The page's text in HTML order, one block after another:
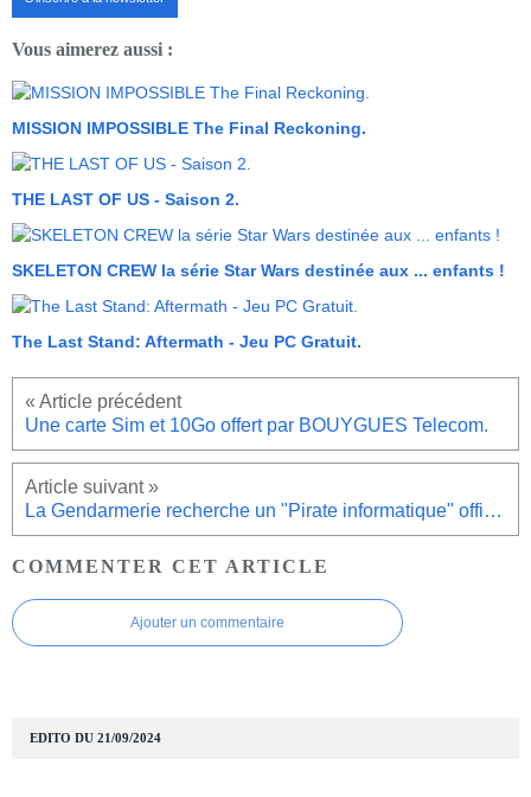
Vous aimerez aussi :
MISSION IMPOSSIBLE The Final Reckoning.
THE LAST OF US - Saison 2.
SKELETON CREW la série Star Wars destinée aux ... enfants !
The Last Stand: Aftermath - Jeu PC Gratuit.
Une carte Sim et 10Go offert par BOUYGUES Telecom.
La Gendarmerie recherche un "Pirate informatique" officiel.
COMMENTER CET ARTICLE
Ajouter un commentaire
EDITO DU 21/09/2024